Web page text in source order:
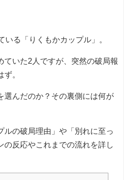
いる「りくもかカップル」。
ていた2人ですが、突然の破局報
。
選んだのか？その裏側には何が
ルの破局理由」や「別れに至っ
反応やこれまでの流れを詳し